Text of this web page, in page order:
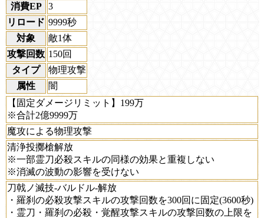
消費EP
3
リロード 9999秒
対象
敵1体
攻撃回数 150回
タイプ
物理攻撃
属性
闇
【固定ダメージリミット】199万
※合計2億9999万
魔攻による物理攻撃
清浄投擲槍解放
※一部霊刀必殺スキルの同様の効果と重複しない
※消滅の波動の影響を受けない
刀戟ノ滅技-バルドル-解放
・羅刹の必殺攻撃スキルの攻撃回数を300回に固定(3600秒)
・霊刀・羅刹の必殺・覚醒攻撃スキルの攻撃回数の上限を